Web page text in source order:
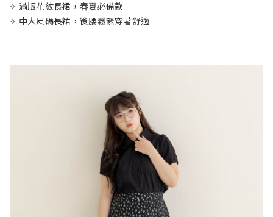
✧ 滿版花紋長裙，春夏必備款
✧ 中大尺碼長裙，後腰鬆緊穿著舒適